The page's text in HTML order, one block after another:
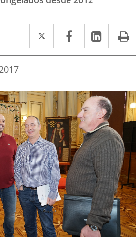
Twitter
Enlace
a
aplicación
externa.
Facebook
Enlace
a
aplicación
externa.
Enlace
a